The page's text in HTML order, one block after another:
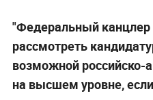
"Федеральный
рассмотреть
возможной российско-
на высшем уровне,